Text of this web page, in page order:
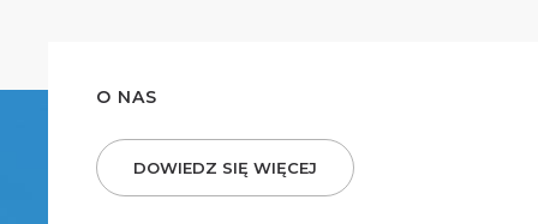
O NAS
DOWIEDZ SIĘ WIĘCEJ